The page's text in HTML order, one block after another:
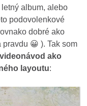
album, alebo
podovolenkové
dobré ako
😀 ). Tak som
videonávod ako
layoutu: